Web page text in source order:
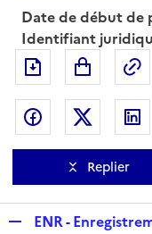
Date de début de
Identifiant
Exporter le
Partager sur
Replier
ENR -